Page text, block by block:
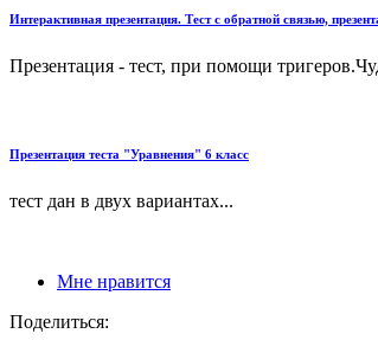
Интерактивная презентация. Тест с обратной связью,
Презентация - тест, при помощи
Презентация теста "Уравнения" 6 класс
тест дан в двух вариантах...
Мне нравится
Поделиться: